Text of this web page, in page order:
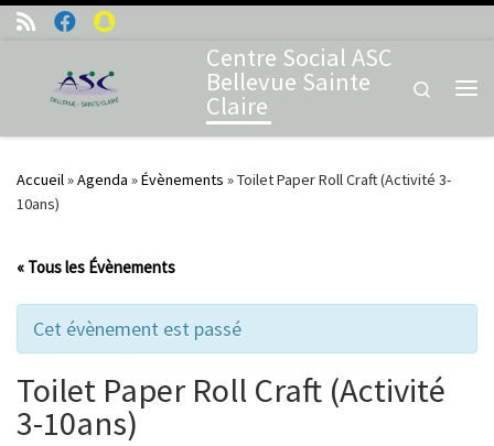
Skip to content
Centre Social ASC
Bellevue Sainte
Claire
Search
Accueil»Agenda »Évènements »Toilet Paper Roll Craft (Activité 3-
10ans)
« Tous les Évènements
Cet évènement est passé
Toilet Paper Roll Craft (Activité
3-10ans)